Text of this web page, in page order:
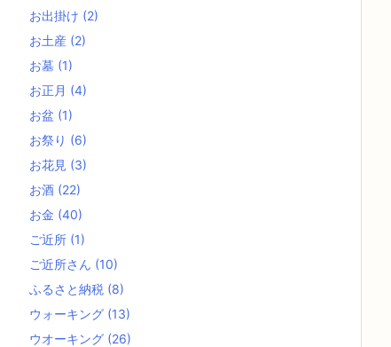
お出掛け (2)
お土産 (2)
お墓 (1)
お正月 (4)
お盆 (1)
お祭り (6)
お花見 (3)
お酒 (22)
お金 (40)
ご近所 (1)
ご近所さん (10)
ふるさと納税 (8)
ウォーキング (13)
ウオーキング (26)